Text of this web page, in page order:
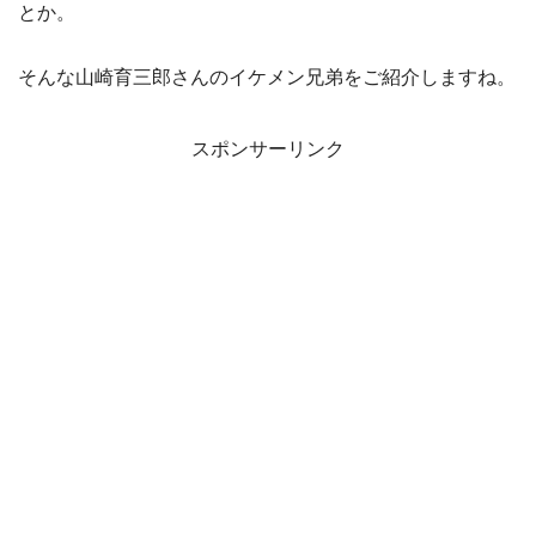
とか。
そんな山崎育三郎さんのイケメン兄弟をご紹介しますね。
スポンサーリンク